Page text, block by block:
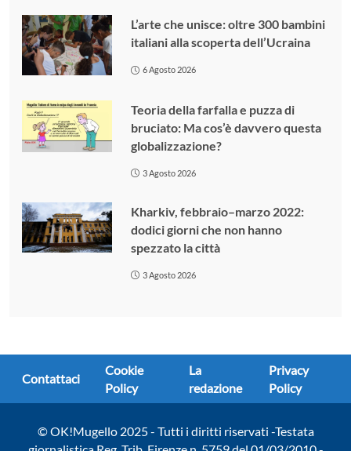
L’arte che unisce: oltre 300 bambini
italiani alla scoperta dell’Ucraina
6 Agosto 2026
Teoria della farfalla e puzza di
bruciato: Ma cos’è davvero questa
globalizzazione?
3 Agosto 2026
Kharkiv, febbraio–marzo 2022:
dodici giorni che non hanno
spezzato la città
3 Agosto 2026
Contattaci
Cookie
Policy
La
redazione
Privacy
Policy
© OK!Mugello 2025 - Tutti i diritti riservati -Testata